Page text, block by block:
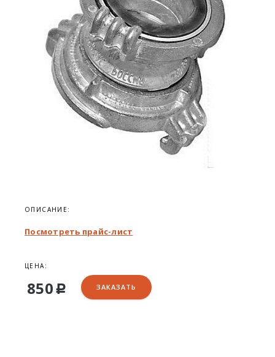
ОПИСАНИЕ:
Посмотреть прайс-лист
ЦЕНА:
850 Р ЗАКАЗАТЬ